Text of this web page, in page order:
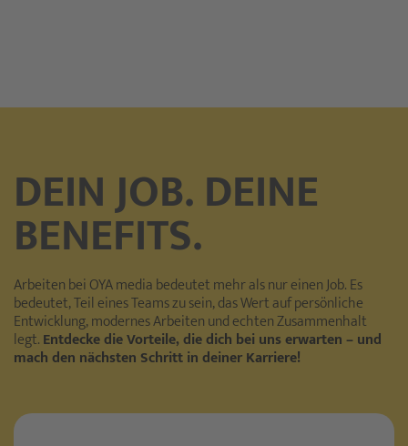
DEIN JOB. DEINE
BENEFITS.
Arbeiten bei OYA media bedeutet mehr als nur einen Job. Es
bedeutet, Teil eines Teams zu sein, das Wert auf persönliche
Entwicklung, modernes Arbeiten und echten Zusammenhalt
legt.Entdecke die Vorteile, die dich bei uns erwarten – und
mach den nächsten Schritt in deiner Karriere!